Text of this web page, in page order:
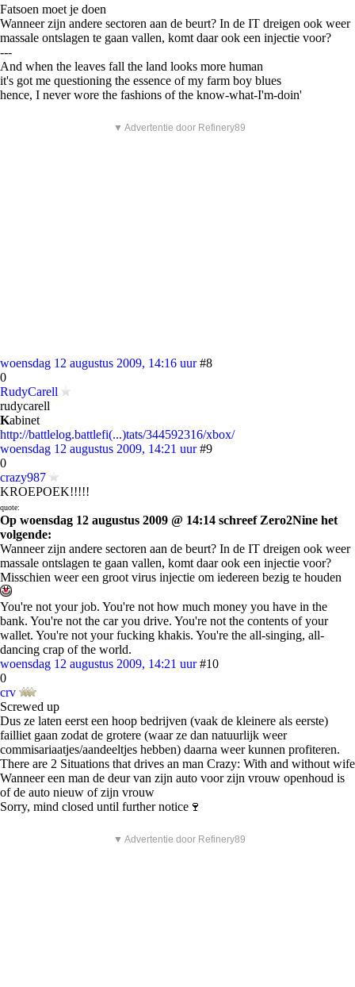
Fatsoen moet je doen
Wanneer zijn andere sectoren aan de beurt? In de IT dreigen ook weer
massale ontslagen te gaan vallen, komt daar ook een injectie voor?
---
And when the leaves fall the land looks more human
it's got me questioning the essence of my farm boy blues
hence, I never wore the fashions of the know-what-I'm-doin'
▼ Advertentie door Refinery89
woensdag 12 augustus 2009, 14:16 uur #8
0
RudyCarell
rudycarell
Kabinet
http://battlelog.battlefi(...)tats/344592316/xbox/
woensdag 12 augustus 2009, 14:21 uur #9
0
crazy987
KROEPOEK!!!!!
quote:
Op woensdag 12 augustus 2009 @ 14:14 schreef Zero2Nine het
volgende:
Wanneer zijn andere sectoren aan de beurt? In de IT dreigen ook weer
massale ontslagen te gaan vallen, komt daar ook een injectie voor?
Misschien weer een groot virus injectie om iedereen bezig te houden
You're not your job. You're not how much money you have in the
bank. You're not the car you drive. You're not the contents of your
wallet. You're not your fucking khakis. You're the all-singing, all-
dancing crap of the world.
woensdag 12 augustus 2009, 14:21 uur #10
0
crv
Screwed up
Dus ze laten eerst een hoop bedrijven (vaak de kleinere als eerste)
failliet gaan zodat de grotere (waar ze dan natuurlijk weer
commisariaatjes/aandeeltjes hebben) daarna weer kunnen profiteren.
There are 2 Situations that drives an man Crazy: With and without wife
Wanneer een man de deur van zijn auto voor zijn vrouw openhoud is
of de auto nieuw of zijn vrouw
Sorry, mind closed until further notice🍷
▼ Advertentie door Refinery89